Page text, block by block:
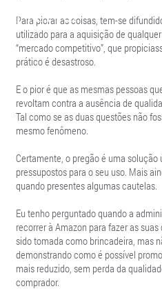
Para piorar as coisas, tem-se
utilizado para a aquisição de
“mercado competitivo”, que
prático é desastroso.
E o pior é que as mesmas pessoas
revoltam contra a ausência de
Tal como se as duas questões não
mesmo fenômeno.
Certamente, o pregão é uma
pressupostos para o seu uso. Mais
quando presentes algumas cautelas.
Eu tenho perguntado quando a
recorrer à Amazon para fazer as
sido tomada como brincadeira, mas
demonstrando como é possível
mais reduzido, sem perda da
comprador.